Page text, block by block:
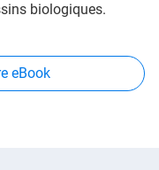
biologiques.
eBook